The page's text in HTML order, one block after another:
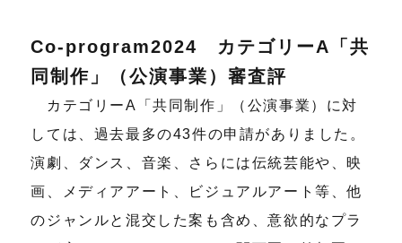
Co-program2024 カテゴリーA「共
同制作」（公演事業）審査評
カテゴリーA「共同制作」（公演事業）に対
しては、過去最多の43件の申請がありました。
演劇、ダンス、音楽、さらには伝統芸能や、映
画、メディアアート、ビジュアルアート等、他
のジャンルと混交した案も含め、意欲的なプラ